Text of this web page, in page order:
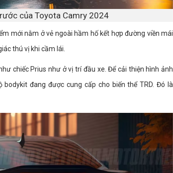
của Toyota Camry 2024
mới nằm ở vẻ ngoài hầm hố kết hợp đường viền mái
thú vị khi cầm lái.
chiếc Prius như ở vị trí đầu xe. Để cải thiện hình ảnh
đang được cung cấp cho biến thể TRD. Đó là